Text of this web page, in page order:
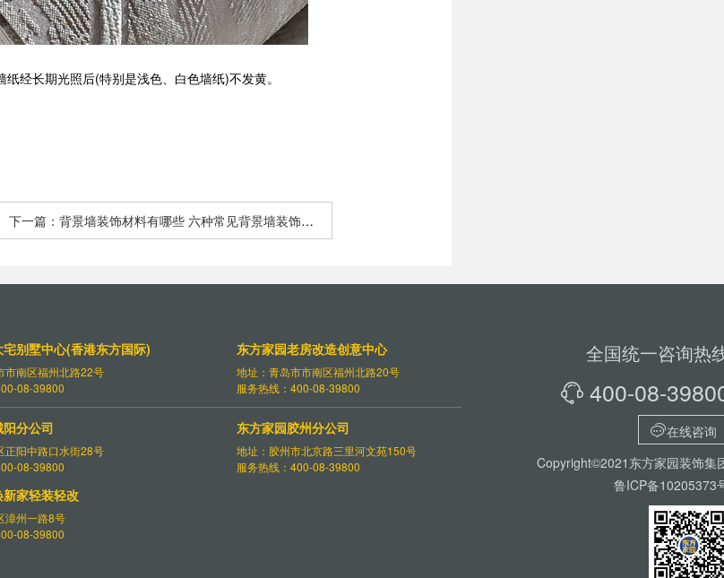
经长期光照后(特别是浅色、白色墙纸)不发黄。
下一篇：背景墙装饰材料有哪些 六种常见背景墙装饰材
别墅中心(香港东方国际)
市南区福州北路22号
08-39800
东方家园老房改造创意中心
地址：青岛市市南区福州北路20号
服务热线：400-08-39800
分公司
正阳中路口水街28号
08-39800
东方家园胶州分公司
地址：胶州市北京路三里河文苑150号
服务热线：400-08-39800
家轻装轻改
漳州一路8号
08-39800
全国统一咨询热
 400-08-
在线咨询
Copyright©2021东方家园装饰集
鲁ICP备10205373